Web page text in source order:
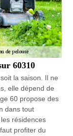
60310
la saison. Il ne
elle dépend de
60 propose des
dans tout
résidences
profiter du